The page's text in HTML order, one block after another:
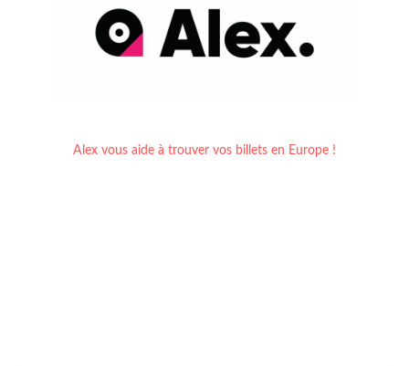
Alex vous aide à trouver vos billets en Europe !